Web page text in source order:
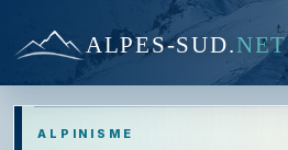
ALPES-SUD.NET
ALPINISME